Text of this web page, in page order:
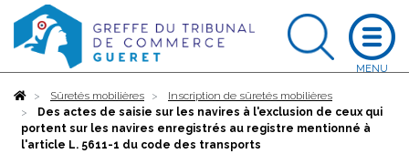
AccueilSûretés mobilières
Inscription de sûretés mobilières
Des actes de saisie sur les navires à l'exclusion de ceux qui
portent sur les navires enregistrés au registre mentionné à
l'article L. 5611-1 du code des transports